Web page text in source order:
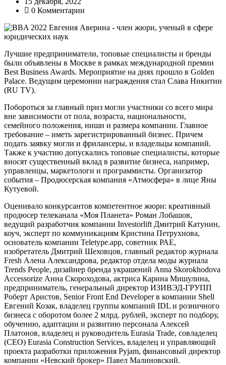
0 Комментарии
Лучшие предприниматели, топовые специалисты и бренды
были объявлены в Москве в рамках международной премии
Best Business Awards. Мероприятие на днях прошло в Golden
Palace. Ведущим церемонии награждения стал Слава Никитин
(RU TV).
Побороться за главный приз могли участники со всего мира
вне зависимости от пола, возраста, национальности,
семейного положения, ниши и размера компании. Главное
требование – иметь зарегистрированный бизнес. Причем
подать заявку могли и фрилансеры, и владельцы компаний.
Также к участию допускались топовые специалисты, которые
вносят существенный вклад в развитие бизнеса, например,
управленцы, маркетологи и программисты. Организатор
события – Продюсерская компания «Атмосфера» в лице Яны
Кутуевой.
Оценивало конкурсантов компетентное жюри: креативный
продюсер телеканала «Моя Планета» Роман Лобашов,
ведущий разработчик компании Investorlift Дмитрий Катунин,
коуч, эксперт по коммуникациям Кристина Петрухнова,
основатель компании Teletype.app, советник РАЕ,
изобретатель Дмитрий Шеховцов, главный редактор журнала
Fresh Алена Александрова, редактор отдела моды журнала
Trends People, дизайнер бренда украшений Anna Skorokhodova
Accessorize Анна Скороходова, актриса Карина Мишулина,
предприниматель, генеральный директор ИЗИВЭД-ГРУПП
Роберт Аристов, Senior Front End Developer в компании Shell
Евгений Козак, владелец группы компаний IDL и розничного
бизнеса с оборотом более 2 млрд. рублей, эксперт по подбору,
обучению, адаптации и развитию персонала Алексей
Платонов, владелец и руководитель Eurasia Trade, совладелец
(CEO) Eurasia Construction Services, владелец и управляющий
проекта разработки приложения Pyjam, финансовый директор
компании «Невский брокер» Павел Малиновский.